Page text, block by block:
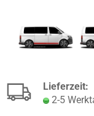
Lieferzeit:
2-5